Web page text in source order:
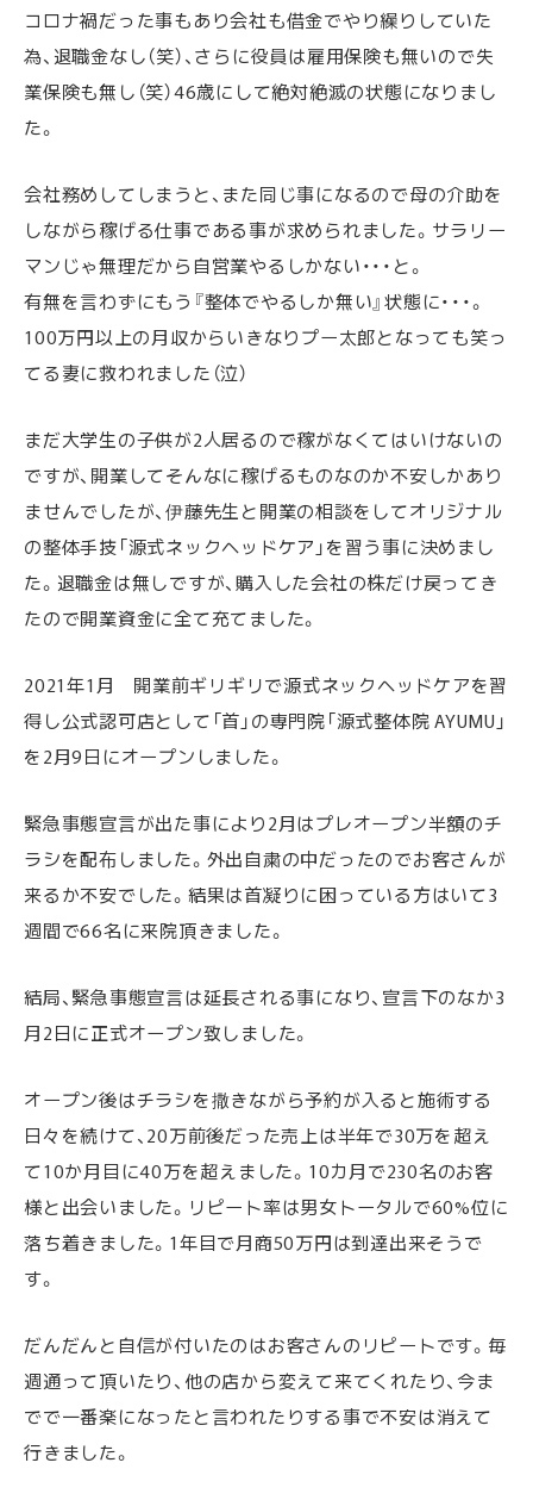
コロナ禍だった事もあり会社も借金でやり繰りしていた
為、退職金なし（笑）、さらに役員は雇用保険も無いので失
業保険も無し（笑）46歳にして絶対絶滅の状態になりまし
た。
会社務めしてしまうと、また同じ事になるので母の介助を
しながら稼げる仕事である事が求められました。サラリー
マンじゃ無理だから自営業やるしかない・・・と。
有無を言わずにもう『整体でやるしか無い』状態に・・・。
100万円以上の月収からいきなりプー太郎となっても笑っ
てる妻に救われました（泣）
まだ大学生の子供が2人居るので稼がなくてはいけないの
ですが、開業してそんなに稼げるものなのか不安しかあり
ませんでしたが、伊藤先生と開業の相談をしてオリジナル
の整体手技「源式ネックヘッドケア」を習う事に決めまし
た。退職金は無しですが、購入した会社の株だけ戻ってき
たので開業資金に全て充てました。
2021年1月 開業前ギリギリで源式ネックヘッドケアを習
得し公式認可店として「首」の専門院「源式整体院 AYUMU」
を2月9日にオープンしました。
緊急事態宣言が出た事により2月はプレオープン半額のチ
ラシを配布しました。外出自粛の中だったのでお客さんが
来るか不安でした。結果は首凝りに困っている方はいて3
週間で66名に来院頂きました。
結局、緊急事態宣言は延長される事になり、宣言下のなか3
月2日に正式オープン致しました。
オープン後はチラシを撒きながら予約が入ると施術する
日々を続けて、20万前後だった売上は半年で30万を超え
て10か月目に40万を超えました。10カ月で230名のお客
様と出会いました。リピート率は男女トータルで60%位に
落ち着きました。1年目で月商50万円は到達出来そうで
す。
だんだんと自信が付いたのはお客さんのリピートです。毎
週通って頂いたり、他の店から変えて来てくれたり、今ま
でで一番楽になったと言われたりする事で不安は消えて
行きました。